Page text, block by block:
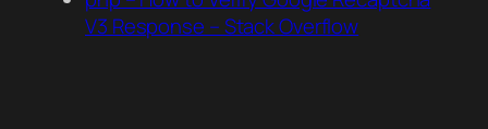
V3 Response – Stack Overflow